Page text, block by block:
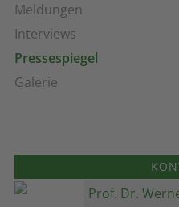
Meldungen
Interviews
Pressespiegel
Galerie
Prof. Dr.